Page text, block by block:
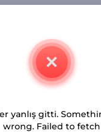
tekliflerimiz ilk
yanlış gitti.
wrong. Failed to fetch